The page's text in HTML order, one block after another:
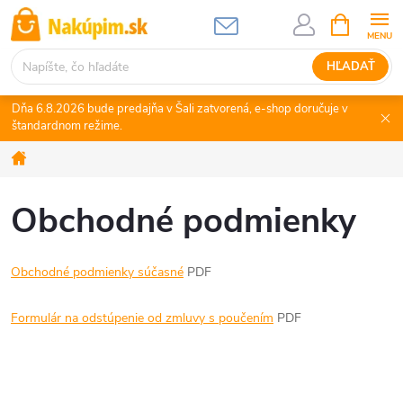
Prejsť
na
obsah
HĽADAŤ
KOŠÍK
Dňa 6.8.2026 bude predajňa v Šali zatvorená, e-shop doručuje v
štandardnom režime.
Domov
Obchodné podmienky
Obchodné podmienky súčasné PDF
Formulár na odstúpenie od zmluvy s poučením PDF